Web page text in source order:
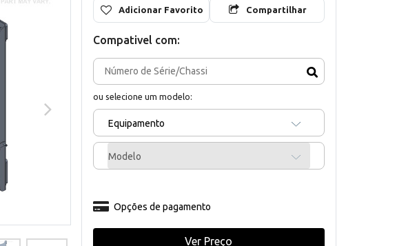
Adicionar Favorito Compartilhar
Compativel com:
ou selecione um modelo:
Equipamento
Modelo
Opções de pagamento
Ver Preço